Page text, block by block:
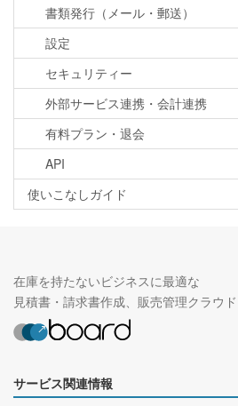
書類発行（メール・郵送）
設定
セキュリティー
外部サービス連携・会計連携
有料プラン・退会
API
使いこなしガイド
在庫を持たないビジネスに最適な
見積書・請求書作成、販売管理クラウド
サービス関連情報